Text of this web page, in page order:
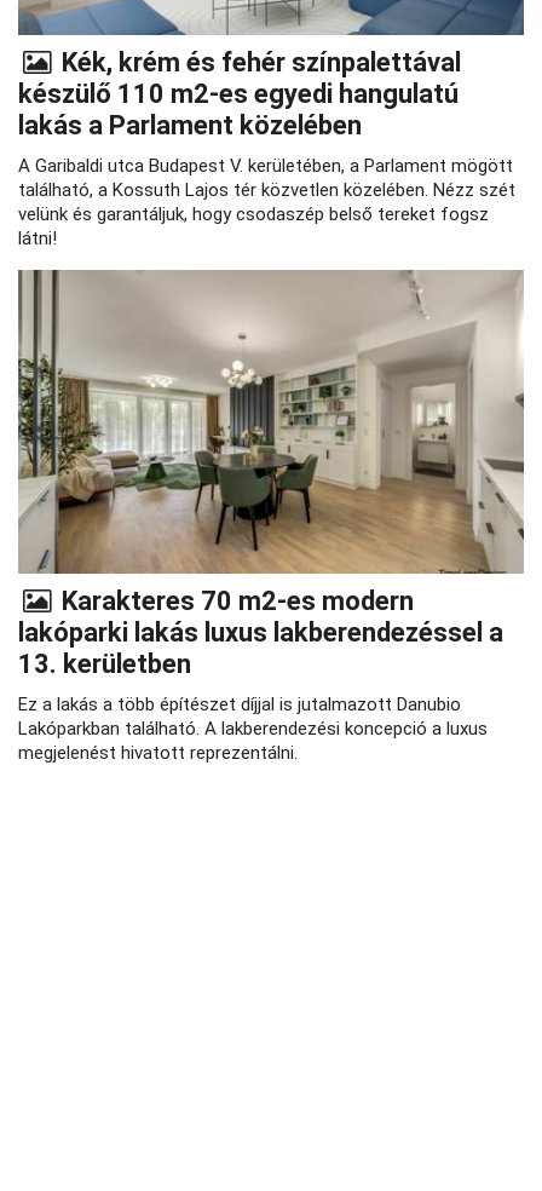
Kék, krém és fehér színpalettával
készülő 110 m2-es egyedi hangulatú
lakás a Parlament közelében
A Garibaldi utca Budapest V. kerületében, a Parlament mögött
található, a Kossuth Lajos tér közvetlen közelében. Nézz szét
velünk és garantáljuk, hogy csodaszép belső tereket fogsz
látni!
Karakteres 70 m2-es modern
lakóparki lakás luxus lakberendezéssel a
13. kerületben
Ez a lakás a több építészet díjjal is jutalmazott Danubio
Lakóparkban található. A lakberendezési koncepció a luxus
megjelenést hivatott reprezentálni.